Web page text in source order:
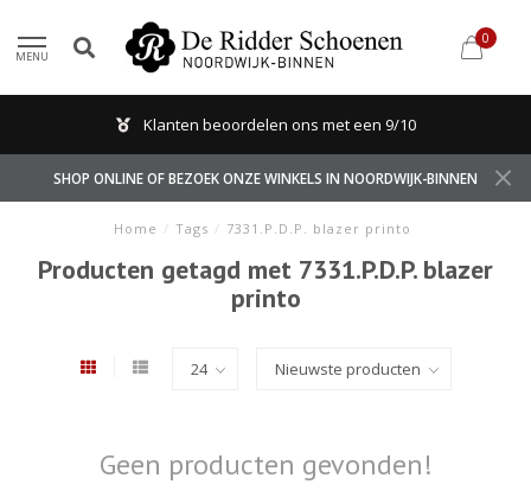
MENU
0
Klanten beoordelen ons met een 9/10
SHOP ONLINE OF BEZOEK ONZE WINKELS IN NOORDWIJK-BINNEN
Home / Tags / 7331.P.D.P. blazer printo
Producten getagd met 7331.P.D.P. blazer
printo
Geen producten gevonden!